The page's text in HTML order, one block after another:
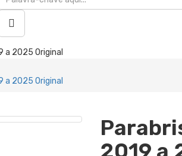
a 2025 Original
a 2025 Original